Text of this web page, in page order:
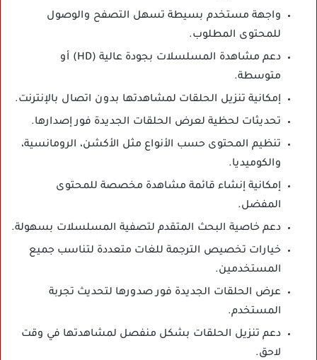
واجهة مستخدم بسيطة تسهل التصفح والوصول
للمحتوى المطلوب.
دعم مشاهدة المسلسلات بجودة عالية (HD) أو
متوسطة.
إمكانية تنزيل الحلقات لمشاهدتها بدون اتصال بالإنترنت.
تحديثات لحظية لعرض الحلقات الجديدة فور إصدارها.
تنظيم المحتوى حسب الأنواع مثل الأكشن، الرومانسية،
والكوميديا.
إمكانية إنشاء قائمة مشاهدة مخصصة للمحتوى
المفضل.
دعم خاصية البحث المتقدم لتصفية المسلسلات بسهولة.
خيارات تخصيص الترجمة للغات متعددة لتناسب جميع
المستخدمين.
عرض الحلقات الجديدة فور صدورها لتحديث تجربة
المستخدم.
دعم تنزيل الحلقات بشكل منفصل لمشاهدتها في وقت
لاحق.